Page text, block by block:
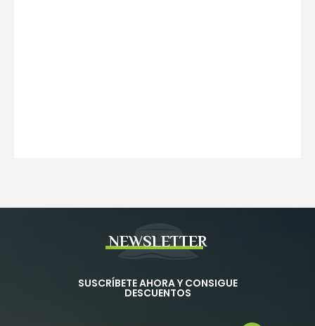
NEWSLETTER
SUSCRÍBETE AHORA Y CONSIGUE
DESCUENTOS